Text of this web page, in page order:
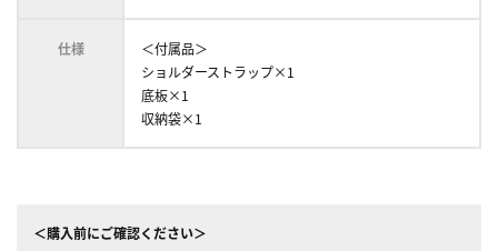
仕様
＜付属品＞
ショルダーストラップ×1
底板×1
収納袋×1
＜購入前にご確認ください＞